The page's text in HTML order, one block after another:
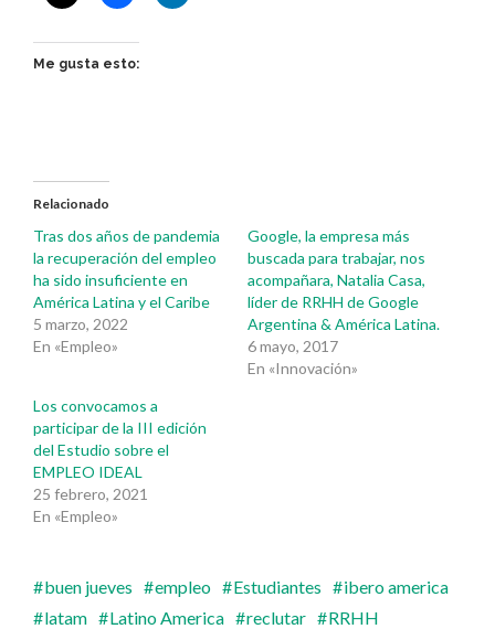
Me gusta esto:
Relacionado
Tras dos años de pandemia
la recuperación del empleo
ha sido insuficiente en
América Latina y el Caribe
5 marzo, 2022
En «Empleo»
Google, la empresa más
buscada para trabajar, nos
acompañara, Natalia Casa,
líder de RRHH de Google
Argentina & América Latina.
6 mayo, 2017
En «Innovación»
Los convocamos a
participar de la III edición
del Estudio sobre el
EMPLEO IDEAL
25 febrero, 2021
En «Empleo»
buen jueves empleo Estudiantes
ibero america
latam
Latino America reclutar
RRHH